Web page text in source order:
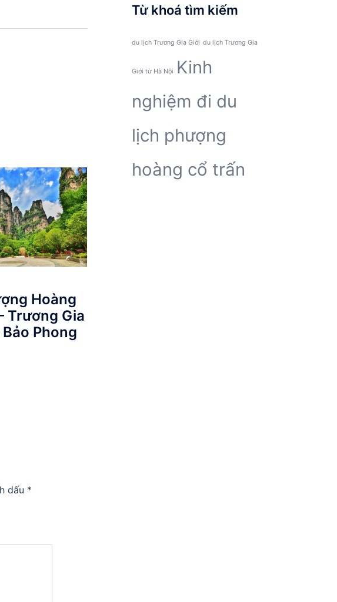
Hoàng
Trương Gia
Phong
dấu *
Từ khoá tìm kiếm
du lịch Trương Gia Giới du lịch Trương Gia
Giới từ Hà Nội
Kinh
nghiệm đi du
lịch phượng
hoàng cổ trấn